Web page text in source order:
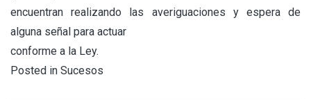
encuentran realizando las averiguaciones y espera de
alguna señal para actuar
conforme a la Ley.
Posted in Sucesos